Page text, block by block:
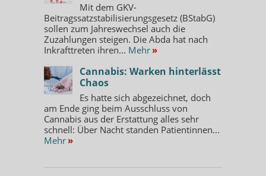
Mit dem GKV-
Beitragssatzstabilisierungsgesetz (BStabG)
sollen zum Jahreswechsel auch die
Zuzahlungen steigen. Die Abda hat nach
Inkrafttreten ihren... Mehr »
Cannabis: Warken hinterlässt
Chaos
Es hatte sich abgezeichnet, doch
am Ende ging beim Ausschluss von
Cannabis aus der Erstattung alles sehr
schnell: Über Nacht standen Patientinnen...
Mehr »